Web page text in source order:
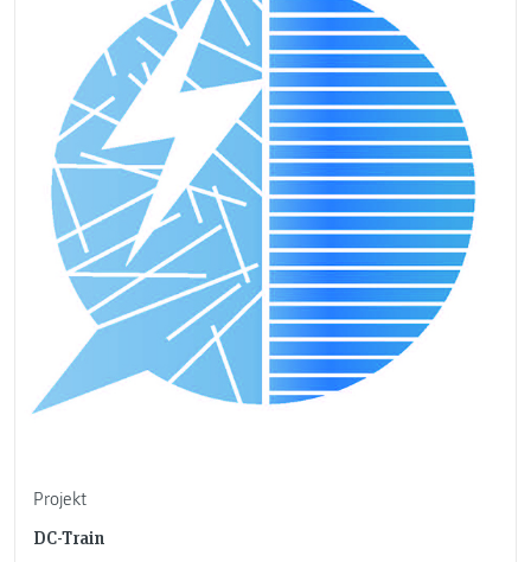
Projekt
DC-Train